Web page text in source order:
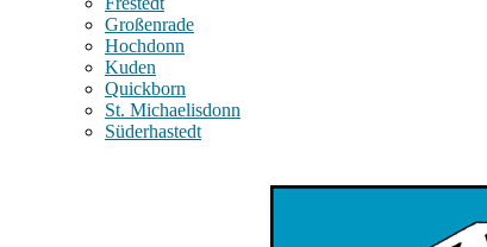
Großenrade
Hochdonn
Kuden
Quickborn
St. Michaelisdonn
Süderhastedt